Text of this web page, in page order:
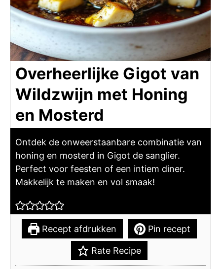
Overheerlijke Gigot van
Wildzwijn met Honing
en Mosterd
Ontdek de onweerstaanbare combinatie van
honing en mosterd in Gigot de sanglier.
Perfect voor feesten of een intiem diner.
Makkelijk te maken en vol smaak!
Recept afdrukken Pin recept
Rate Recipe